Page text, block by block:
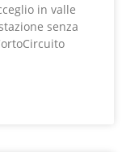
in valle
senza